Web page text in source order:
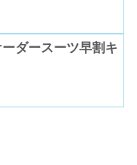
ダースーツ早割キ